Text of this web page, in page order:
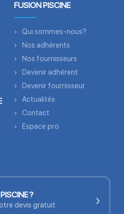
FUSION PISCINE
Qui sommes-nous?
Nos adhérents
Nos fournisseurs
Devenir adhérent
Devenir fournisseur
Actualités
Contact
Espace pro
?
devis gratuit ›